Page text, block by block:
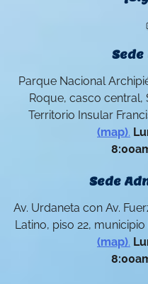
Parque Nacional
Roque, casco central,
Territorio Insular
(map).
Sede
Av. Urdaneta con Av.
Latino, piso 22,
(map).